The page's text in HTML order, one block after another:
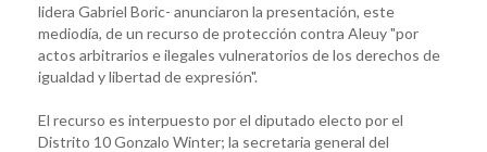
lidera Gabriel Boric- anunciaron la presentación, este
mediodía, de un recurso de protección contra Aleuy "por
actos arbitrarios e ilegales vulneratorios de los derechos de
igualdad y libertad de expresión".
El recurso es interpuesto por el diputado electo por el
Distrito 10 Gonzalo Winter; la secretaria general del